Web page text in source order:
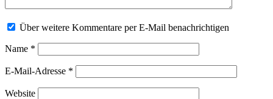
Über weitere Kommentare per E-Mail benachrichtigen
Name *
E-Mail-Adresse *
Website